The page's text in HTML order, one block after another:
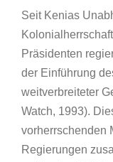
Seit Kenias
Präsidenten
der Einführung
weitverbreiteter
Watch, 1993).
vorherrschenden
Regierungen